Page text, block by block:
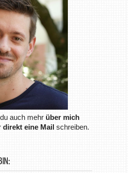
auch mehr über mich
direkt eine Mailschreiben.